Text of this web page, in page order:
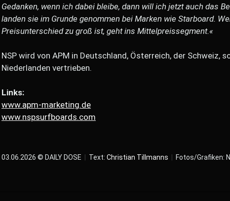
Gedanken, wenn ich dabei bleibe, dann will ich jetzt auch das
landen sie im Grunde genommen bei Marken wie Starboard.
Preisunterschied zu groß ist, geht ins Mittelpreissegment.«
NSP wird von APM in Deutschland, Österreich, der Schweiz,
Niederlanden vertrieben.
Links:
www.apm-marketing.de
www.nspsurfboards.com
03.06.2026 © DAILY DOSE Text: Christian Tillmanns Fotos/Grafiken: